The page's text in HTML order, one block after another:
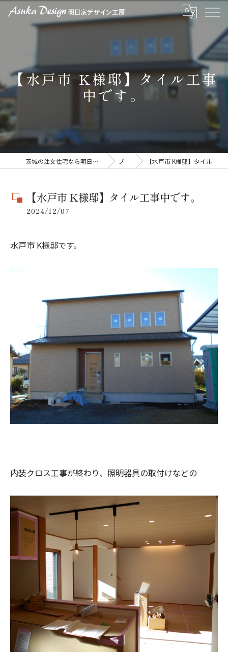
【水戸市 K様邸】タイル工事
中です。
茨城の注文住宅なら明日家デザイン工房 ブログ 【水戸市 K様邸】タイル工事中です。
【水戸市 K様邸】タイル工事中です。
2024/12/07
水戸市 K様邸です。
内装クロス工事が終わり、照明器具の取付けなどの